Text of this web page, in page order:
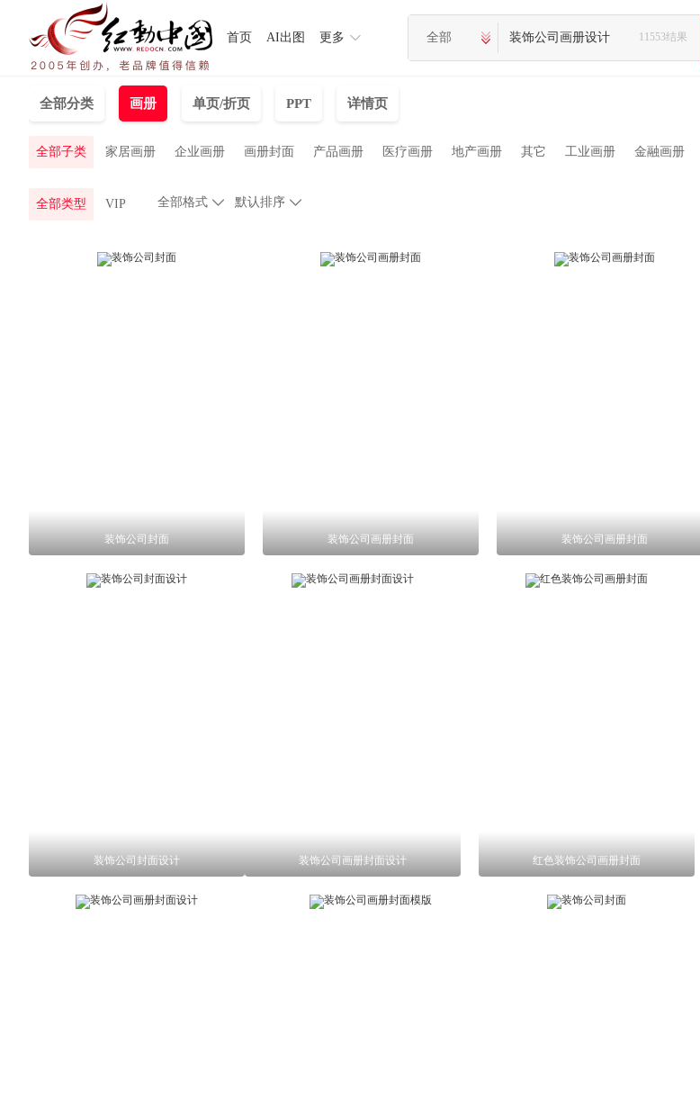
首页 AI出图 更多 全部 11553结果
全部分类 画册 单页/折页 PPT 详情页
全部子类 家居画册 企业画册 画册封面 产品画册 医疗画册 地产画册 其它 工业画册 金融画册
全部类型 VIP 
全部格式 默认排序 
装饰公司封面 装饰公司画册封面 装饰公司画册封面
装饰公司封面设计 装饰公司画册封面设计 红色装饰公司画册封面